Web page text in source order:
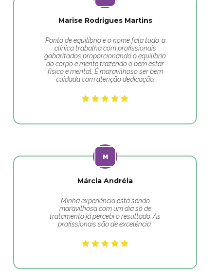
Marise Rodrigues Martins
Ponto de equilibrio e o nome fala tudo, a
clínica trabalha com profissionais
gabaritados proporcionando o equilíbrio
do corpo e mente trazendo o bem estar
físico e mental. É maravilhoso ser bem
cuidada com atenção dedicação.
Márcia Andréia
Minha experiência está sendo
maravilhosa com um dia só de
tratamento já percebi o resultado. As
profissionais são de excelência.